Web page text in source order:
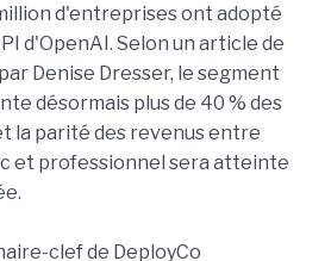
d'entreprises ont adopté
d'OpenAI. Selon un article de
Denise Dresser, le segment
désormais plus de 40 % des
la parité des revenus entre
et professionnel sera atteinte
clef de DeployCo